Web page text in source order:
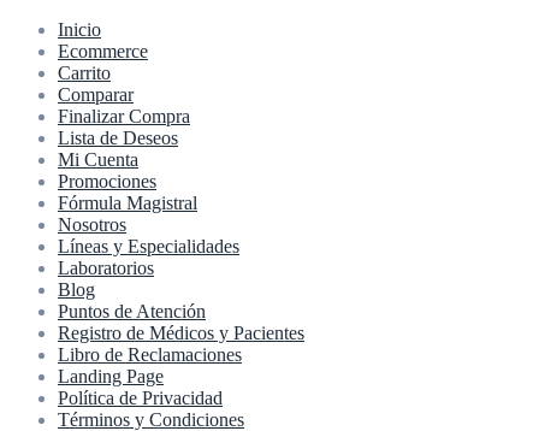
Inicio
Ecommerce
Carrito
Comparar
Finalizar Compra
Lista de Deseos
Mi Cuenta
Promociones
Fórmula Magistral
Nosotros
Líneas y Especialidades
Laboratorios
Blog
Puntos de Atención
Registro de Médicos y Pacientes
Libro de Reclamaciones
Landing Page
Política de Privacidad
Términos y Condiciones